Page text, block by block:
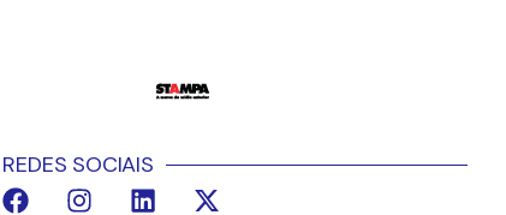
REDES SOCIAIS